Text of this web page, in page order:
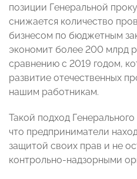
позиции Генеральной
снижается количество
бизнесом по бюджетным
экономит более 200 млрд
сравнению с 2019 годом,
развитие отечественных
нашим работникам.
Такой подход
что предприниматели
защитой своих прав и не
контрольно-надзорными